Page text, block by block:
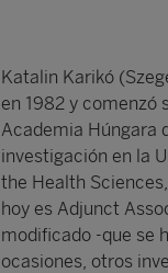
Katalin Karikó
en 1982 y comenzó
Academia Húngara
investigación en la
the Health
hoy es Adjunct
modificado -que se
ocasiones, otros